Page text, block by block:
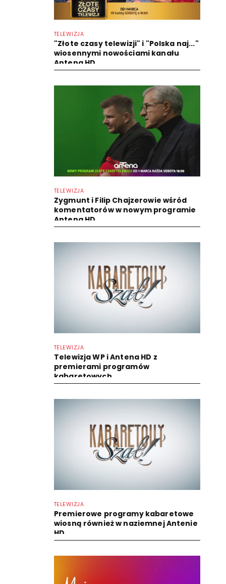
TELEWIZJA
"Złote czasy telewizji" i "Polska naj..."
wiosennymi nowościami kanału
Antena HD
TELEWIZJA
Zygmunt i Filip Chajzerowie wśród
komentatorów w nowym programie
Antena HD
TELEWIZJA
Telewizja WP i Antena HD z
premierami programów
kabaretowych
TELEWIZJA
Premierowe programy kabaretowe
wiosną również w naziemnej Antenie
HD